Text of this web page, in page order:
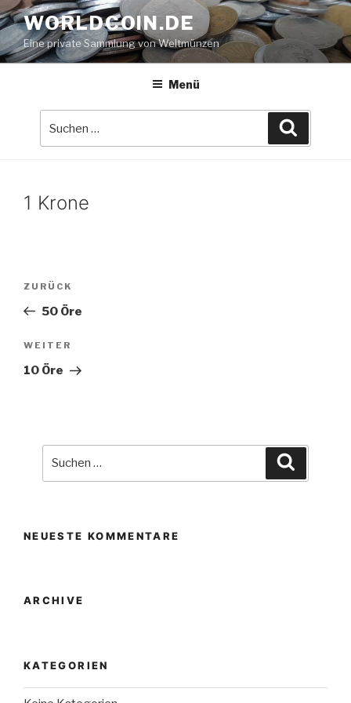
Zum
Inhalt
springen
WORLDCOIN.DE
Eine private Sammlung von Weltmünzen
Menü
1 Krone
Beitrags-
Vorheriger
Beitrag
ZURÜCK
50 Öre
Nächster
Beitrag
WEITER
10 Öre
NEUESTE KOMMENTARE
ARCHIVE
KATEGORIEN